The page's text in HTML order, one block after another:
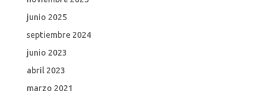
junio 2025
septiembre 2024
junio 2023
abril 2023
marzo 2021